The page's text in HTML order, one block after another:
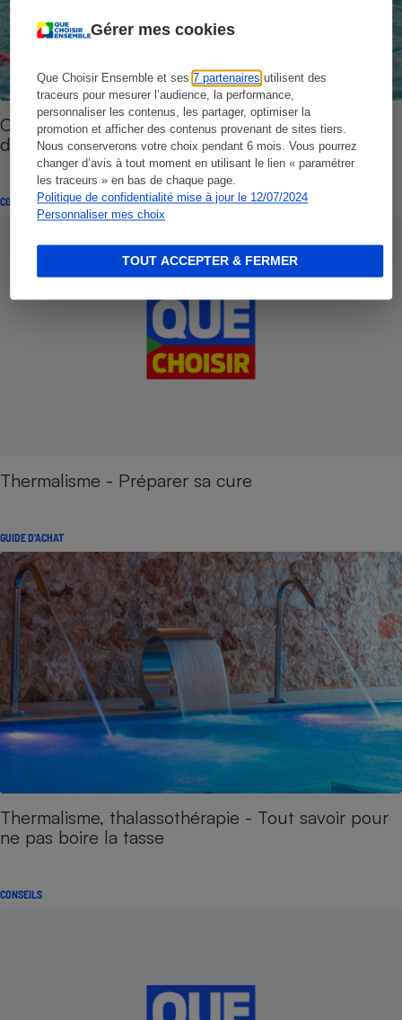
Gérer mes cookies
Que Choisir Ensemble et ses7 partenaires utilisent des
traceurs pour mesurer l’audience, la performance,
personnaliser les contenus, les partager, optimiser la
promotion et afficher des contenus provenant de sites tiers.
Nous conserverons votre choix pendant 6 mois. Vous pourrez
changer d’avis à tout moment en utilisant le lien « paramétrer
les traceurs » en bas de chaque page.
Politique de confidentialité mise à jour le 12/07/2024
Personnaliser mes choix
TOUT ACCEPTER & FERMER
Cures thermales - Vos droits en cas de report ou
d’annulation
CONSEILS
Thermalisme - Préparer sa cure
GUIDE D'ACHAT
Thermalisme, thalassothérapie - Tout savoir pour
ne pas boire la tasse
CONSEILS